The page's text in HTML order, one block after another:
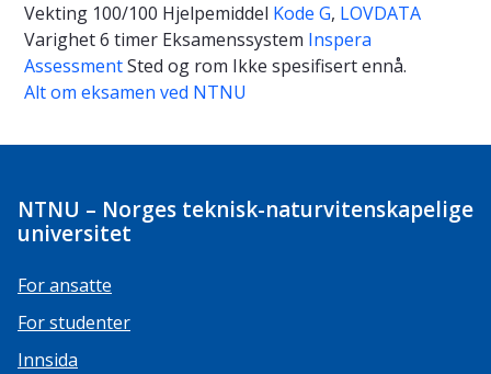
Vekting 100/100 Hjelpemiddel Kode G, LOVDATA
Varighet6 timer Eksamenssystem Inspera
AssessmentSted og rom Ikke spesifisert ennå.
Alt om eksamen ved NTNU
NTNU – Norges teknisk-naturvitenskapelige
universitet
For ansatte
For studenter
Innsida